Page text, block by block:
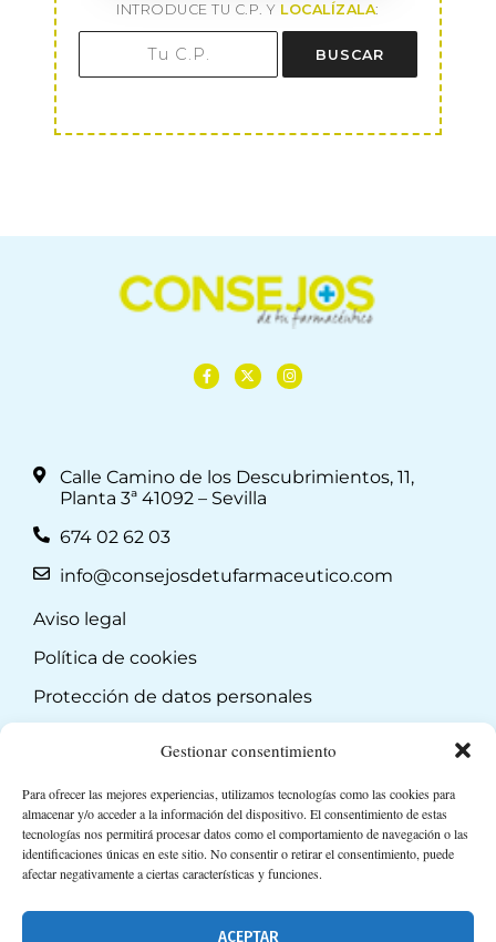
Gestionar consentimiento
Para ofrecer las mejores experiencias, utilizamos tecnologías como las cookies para
almacenar y/o acceder a la información del dispositivo. El consentimiento de estas
tecnologías nos permitirá procesar datos como el comportamiento de navegación o las
identificaciones únicas en este sitio. No consentir o retirar el consentimiento, puede
afectar negativamente a ciertas características y funciones.
ACEPTAR
INTRODUCE TU C.P. Y LOCALÍZALA:
BUSCAR
Calle Camino de los Descubrimientos, 11,
Planta 3ª 41092 – Sevilla
674 02 62 03
info@consejosdetufarmaceutico.com
Aviso legal
Política de cookies
Protección de datos personales